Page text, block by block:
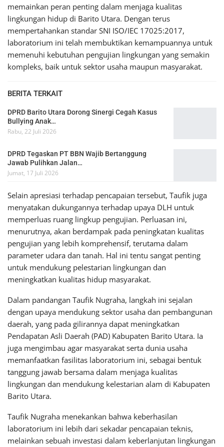
memainkan peran penting dalam menjaga kualitas
lingkungan hidup di Barito Utara. Dengan terus
mempertahankan standar SNI ISO/IEC 17025:2017,
laboratorium ini telah membuktikan kemampuannya untuk
memenuhi kebutuhan pengujian lingkungan yang semakin
kompleks, baik untuk sektor usaha maupun masyarakat.
BERITA TERKAIT
DPRD Barito Utara Dorong Sinergi Cegah Kasus
Bullying Anak…
Rabu, 22 Juli 2026
DPRD Tegaskan PT BBN Wajib Bertanggung
Jawab Pulihkan Jalan…
Jumat, 17 Juli 2026
Selain apresiasi terhadap pencapaian tersebut, Taufik juga
menyatakan dukungannya terhadap upaya DLH untuk
memperluas ruang lingkup pengujian. Perluasan ini,
menurutnya, akan berdampak pada peningkatan kualitas
pengujian yang lebih komprehensif, terutama dalam
parameter udara dan tanah. Hal ini tentu sangat penting
untuk mendukung pelestarian lingkungan dan
meningkatkan kualitas hidup masyarakat.
Dalam pandangan Taufik Nugraha, langkah ini sejalan
dengan upaya mendukung sektor usaha dan pembangunan
daerah, yang pada gilirannya dapat meningkatkan
Pendapatan Asli Daerah (PAD) Kabupaten Barito Utara. Ia
juga mengimbau agar masyarakat serta dunia usaha
memanfaatkan fasilitas laboratorium ini, sebagai bentuk
tanggung jawab bersama dalam menjaga kualitas
lingkungan dan mendukung kelestarian alam di Kabupaten
Barito Utara.
Taufik Nugraha menekankan bahwa keberhasilan
laboratorium ini lebih dari sekadar pencapaian teknis,
melainkan sebuah investasi dalam keberlanjutan lingkungan